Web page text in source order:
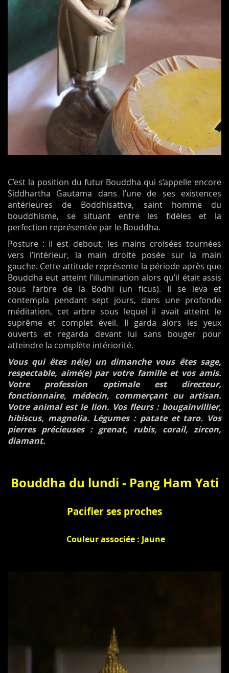
C’est la position du futur Bouddha qui s’appelle encore
Siddhartha Gautama dans l’une de ses existences
antérieures de Boddhisattva, saint homme du
bouddhisme, se situant entre les fidèles et la
perfection représentée par le Bouddha.
Posture : il est debout, les mains croisées tournées
vers l’intérieur, la main droite posée sur la main
gauche. Cette attitude représente la période après que
Bouddha eut atteint l’illumination alors qu’il était assis
sous l’arbre de la Bodhi (un ficus). Il se leva et
contempla pendant sept jours, dans une profonde
méditation, cet arbre sous lequel il avait atteint le
suprême et complet éveil. Il garda alors les yeux
ouverts et regarda devant lui sans bouger pour
atteindre la complète intériorité.
Vous qui êtes né(e) un dimanche vous êtes sage,
respectable, aimé(e) par votre famille et vos amis.
Votre profession optimale est directeur,
fonctionnaire, médecin, commerçant ou artisan.
Votre animal est le lion. Vos fleurs : bougainvillier,
hibiscus, magnolia. Légumes : patate et taro. Vos
pierres précieuses : grenat, rubis, corail, zircon,
diamant.
Bouddha du lundi - Pang Ham Yati
Pacifier ses proches
Couleur associée : Jaune